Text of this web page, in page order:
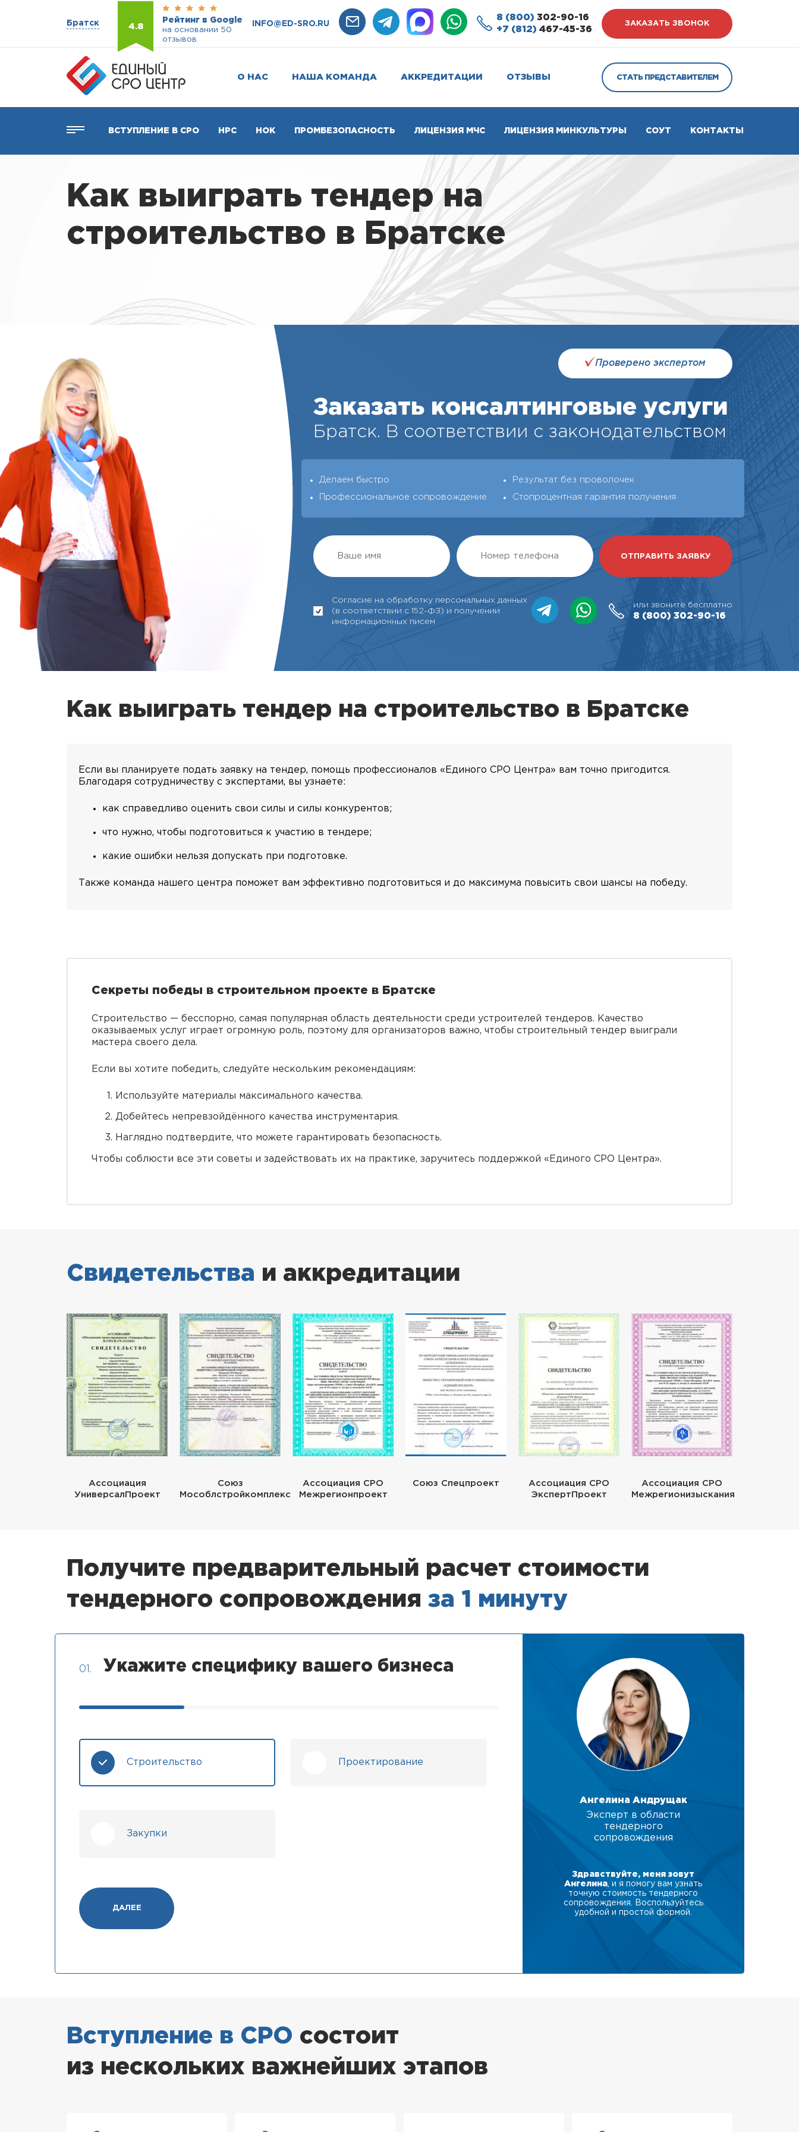
Братск 4.8
Рейтинг в Google
на основании 50
отзывов
INFO@ED-SRO.RU
8 (800) 302-90-16
+7 (812) 467-45-36
ЗАКАЗАТЬ ЗВОНОК
О НАС НАША КОМАНДА АККРЕДИТАЦИИ ОТЗЫВЫ СТАТЬ ПРЕДСТАВИТЕЛЕМ
ВСТУПЛЕНИЕ В СРО НРС НОК ПРОМБЕЗОПАСНОСТЬ ЛИЦЕНЗИЯ МЧС ЛИЦЕНЗИЯ МИНКУЛЬТУРЫ СОУТ КОНТАКТЫ
Как выиграть тендер на
строительство в Братске
Проверено экспертом
Заказать консалтинговые услуги
Братск. В соответствии с законодательством
Делаем быстро Результат без проволочек
Профессиональное сопровождение Стопроцентная гарантия получения
Согласие на обработку персональных данных
(в соответствии с 152-ФЗ) и получении
информационных писем
или звоните бесплатно
8 (800) 302-90-16
Как выиграть тендер на строительство в Братске
Если вы планируете подать заявку на тендер, помощь профессионалов «Единого СРО Центра» вам точно пригодится.
Благодаря сотрудничеству с экспертами, вы узнаете:
как справедливо оценить свои силы и силы конкурентов;
что нужно, чтобы подготовиться к участию в тендере;
какие ошибки нельзя допускать при подготовке.
Также команда нашего центра поможет вам эффективно подготовиться и до максимума повысить свои шансы на победу.
Секреты победы в строительном проекте в Братске
Строительство — бесспорно, самая популярная область деятельности среди устроителей тендеров. Качество
оказываемых услуг играет огромную роль, поэтому для организаторов важно, чтобы строительный тендер выиграли
мастера своего дела.
Если вы хотите победить, следуйте нескольким рекомендациям:
Используйте материалы максимального качества.
Добейтесь непревзойдённого качества инструментария.
Наглядно подтвердите, что можете гарантировать безопасность.
Чтобы соблюсти все эти советы и задействовать их на практике, заручитесь поддержкой «Единого СРО Центра».
Свидетельства и аккредитации
Ассоциация
УниверсалПроект
Союз
Мособлстройкомплекс
Ассоциация СРО
Межрегионпроект
Союз Спецпроект
Ассоциация СРО
ЭкспертПроект
Ассоциация СРО
Межрегионизыскания
Получите предварительный расчет стоимости
тендерного сопровождения за 1 минуту
01. Укажите специфику вашего бизнеса
Строительство Проектирование
Закупки
ДАЛЕЕ
Ангелина Андрущак
Эксперт в области
тендерного
сопровождения
Здравствуйте, меня зовут
Ангелина , и я помогу вам узнать
точную стоимость тендерного
сопровождения. Воспользуйтесь
удобной и простой формой.
Вступление в СРО состоит
из нескольких важнейших этапов